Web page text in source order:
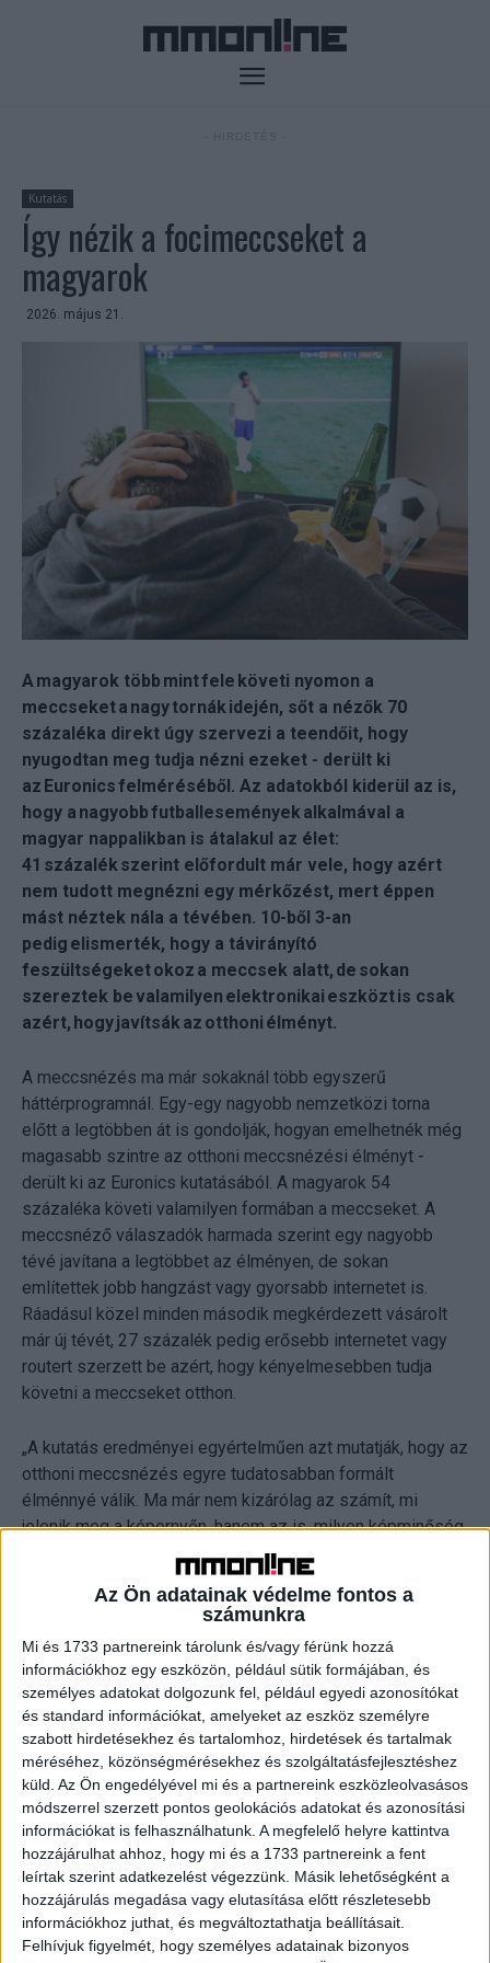
Az Ön adatainak védelme fontos a
számunkra
Mi és 1733 partnereink tárolunk és/vagy férünk hozzá
információkhoz egy eszközön, például sütik formájában, és
személyes adatokat dolgozunk fel, például egyedi azonosítókat
és standard információkat, amelyeket az eszköz személyre
szabott hirdetésekhez és tartalomhoz, hirdetések és tartalmak
méréséhez, közönségmérésekhez és szolgáltatásfejlesztéshez
küld. Az Ön engedélyével mi és a partnereink eszközleolvasásos
módszerrel szerzett pontos geolokációs adatokat és azonosítási
információkat is felhasználhatunk. A megfelelő helyre kattintva
hozzájárulhat ahhoz, hogy mi és a 1733 partnereink a fent
leírtak szerint adatkezelést végezzünk. Másik lehetőségként a
hozzájárulás megadása vagy elutasítása előtt részletesebb
információkhoz juthat, és megváltoztathatja beállításait.
Felhívjuk figyelmét, hogy személyes adatainak bizonyos
Kutatás
Így nézik a focimeccseket a
magyarok
2026. május 21.
A magyarok több mint fele követi nyomon a
meccseket a nagy tornák idején, sőt a nézők 70
százaléka direkt úgy szervezi a teendőit, hogy
nyugodtan meg tudja nézni ezeket - derült ki
az Euronics felméréséből. Az adatokból kiderül az is,
hogy a nagyobb futballesemények alkalmával a
magyar nappalikban is átalakul az élet:
41 százalék szerint előfordult már vele, hogy azért
nem tudott megnézni egy mérkőzést, mert éppen
mást néztek nála a tévében. 10-ből 3-an
pedig elismerték, hogy a távirányító
feszültségeket okoz a meccsek alatt, de sokan
szereztek be valamilyen elektronikai eszközt is csak
azért, hogy javítsák az otthoni élményt.
A meccsnézés ma már sokaknál több egyszerű
háttérprogramnál. Egy-egy nagyobb nemzetközi torna
előtt a legtöbben át is gondolják, hogyan emelhetnék még
magasabb szintre az otthoni meccsnézési élményt -
derült ki az Euronics kutatásából. A magyarok 54
százaléka követi valamilyen formában a meccseket. A
meccsnéző válaszadók harmada szerint egy nagyobb
tévé javítana a legtöbbet az élményen, de sokan
említettek jobb hangzást vagy gyorsabb internetet is.
Ráadásul közel minden második megkérdezett vásárolt
már új tévét, 27 százalék pedig erősebb internetet vagy
routert szerzett be azért, hogy kényelmesebben tudja
követni a meccseket otthon.
„A kutatás eredményei egyértelműen azt mutatják, hogy az
otthoni meccsnézés egyre tudatosabban formált
élménnyé válik. Ma már nem kizárólag az számít, mi
jelenik meg a képernyőn, hanem az is, milyen képminőség
és hangzás társul hozzá. A fociszezon vállalatunk
számára is kiemelt időszak, ilyenkor számottevően nő az
érdeklődés az elektronikai termékek iránt. Az Euronics
segítséget nyújtson abban, hogy a vásárlók az
igényeikhez leginkább illeszkedő otthoni szórakoztató
megoldásokat találják meg. Ebben kiemelt szerepe van
fizikai üzlethálózatunknak is, ezért különösen büszkék
vagyunk arra, hogy május 14-én megnyitottuk 70.
üzletünket, amelyet mostantól flagship store-ként is
pozícionálunk” – mondta el Fazekas Bálint, az Euronics
ügyvezetője.
Otthon és tévén nézik leginkább a meccseket a
magyarok